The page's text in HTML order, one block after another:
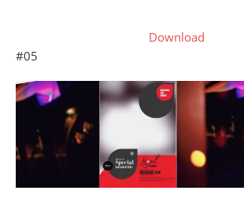
Download
#05